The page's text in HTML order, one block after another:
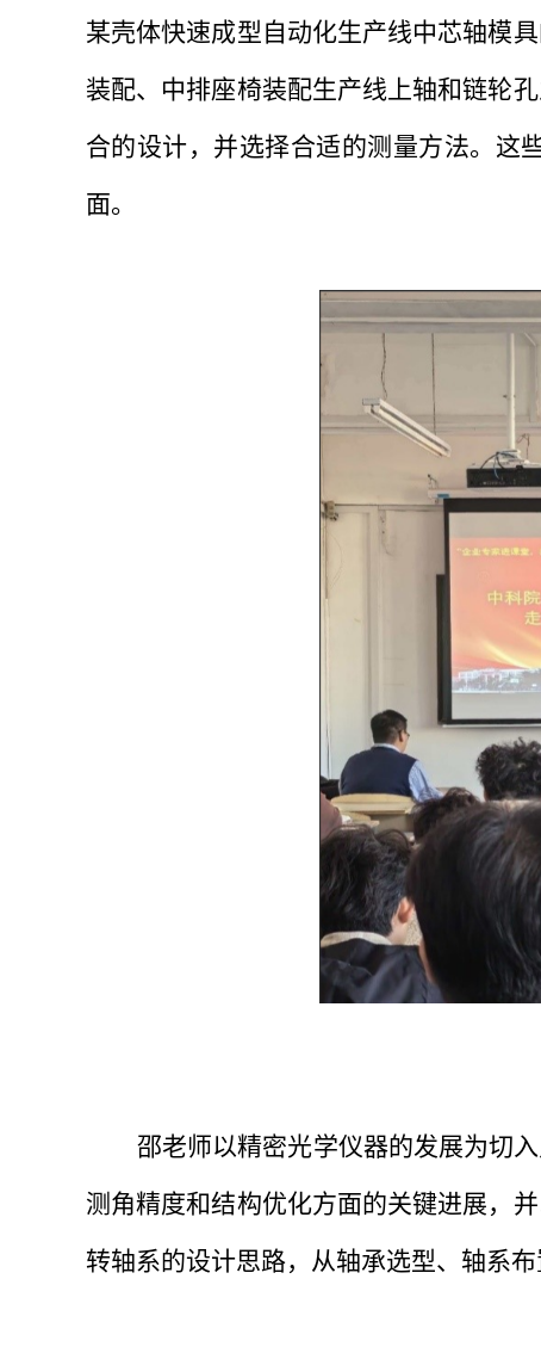
某壳体快速成型自动化生产线中芯轴模
装配、中排座椅装配生产线上轴和链轮
合的设计，并选择合适的测量方法。这
面。
邵老师以精密光学仪器的发展为切
测角精度和结构优化方面的关键进展，
转轴系的设计思路，从轴承选型、轴系